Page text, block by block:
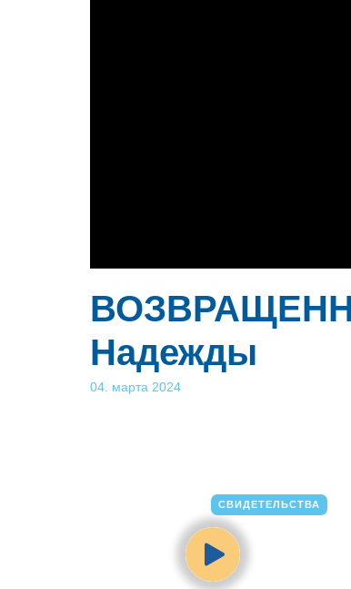
Надежды
04. марта 2024
СВИДЕТЕЛЬСТВА